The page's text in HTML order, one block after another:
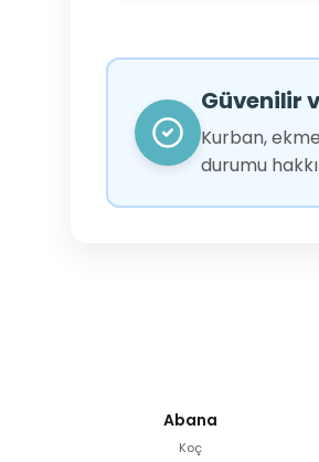
Güvenilir
Kurban,
durumu
Abana
Koç